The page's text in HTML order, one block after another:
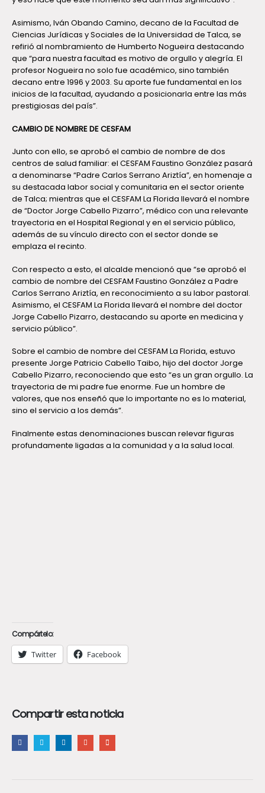
Asimismo, Iván Obando Camino, decano de la Facultad de
Ciencias Jurídicas y Sociales de la Universidad de Talca, se
refirió al nombramiento de Humberto Nogueira destacando
que “para nuestra facultad es motivo de orgullo y alegría. El
profesor Nogueira no solo fue académico, sino también
decano entre 1996 y 2003. Su aporte fue fundamental en los
inicios de la facultad, ayudando a posicionarla entre las más
prestigiosas del país”.
CAMBIO DE NOMBRE DE CESFAM
Junto con ello, se aprobó el cambio de nombre de dos
centros de salud familiar: el CESFAM Faustino González pasará
a denominarse “Padre Carlos Serrano Ariztía”, en homenaje a
su destacada labor social y comunitaria en el sector oriente
de Talca; mientras que el CESFAM La Florida llevará el nombre
de “Doctor Jorge Cabello Pizarro”, médico con una relevante
trayectoria en el Hospital Regional y en el servicio público,
además de su vínculo directo con el sector donde se
emplaza el recinto.
Con respecto a esto, el alcalde mencionó que “se aprobó el
cambio de nombre del CESFAM Faustino González a Padre
Carlos Serrano Ariztía, en reconocimiento a su labor pastoral.
Asimismo, el CESFAM La Florida llevará el nombre del doctor
Jorge Cabello Pizarro, destacando su aporte en medicina y
servicio público”.
Sobre el cambio de nombre del CESFAM La Florida, estuvo
presente Jorge Patricio Cabello Taibo, hijo del doctor Jorge
Cabello Pizarro, reconociendo que esto “es un gran orgullo. La
trayectoria de mi padre fue enorme. Fue un hombre de
valores, que nos enseñó que lo importante no es lo material,
sino el servicio a los demás”.
Finalmente estas denominaciones buscan relevar figuras
profundamente ligadas a la comunidad y a la salud local.
Compártelo:
Twitter Facebook
Compartir esta noticia